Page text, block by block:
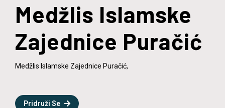
Medžlis Islamske
Zajednice Puračić
Medžlis Islamske Zajednice Puračić,
Pridruži Se